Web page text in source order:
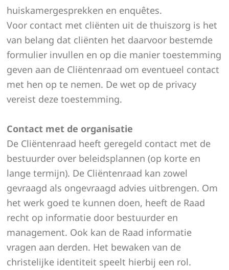
huiskamergesprekken en enquêtes.
Voor contact met cliënten uit de thuiszorg is het
van belang dat cliënten het daarvoor bestemde
formulier invullen en op die manier toestemming
geven aan de Cliëntenraad om eventueel contact
met hen op te nemen. De wet op de privacy
vereist deze toestemming.
Contact met de organisatie
De Cliëntenraad heeft geregeld contact met de
bestuurder over beleidsplannen (op korte en
lange termijn). De Cliëntenraad kan zowel
gevraagd als ongevraagd advies uitbrengen. Om
het werk goed te kunnen doen, heeft de Raad
recht op informatie door bestuurder en
management. Ook kan de Raad informatie
vragen aan derden. Het bewaken van de
christelijke identiteit speelt hierbij een rol.